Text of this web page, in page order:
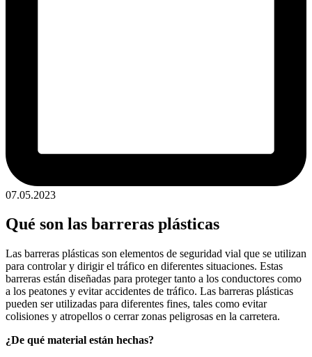
07.05.2023
Qué son las barreras plásticas
Las barreras plásticas son elementos de seguridad vial que se utilizan
para controlar y dirigir el tráfico en diferentes situaciones. Estas
barreras están diseñadas para proteger tanto a los conductores como
a los peatones y evitar accidentes de tráfico. Las barreras plásticas
pueden ser utilizadas para diferentes fines, tales como evitar
colisiones y atropellos o cerrar zonas peligrosas en la carretera.
¿De qué material están hechas?